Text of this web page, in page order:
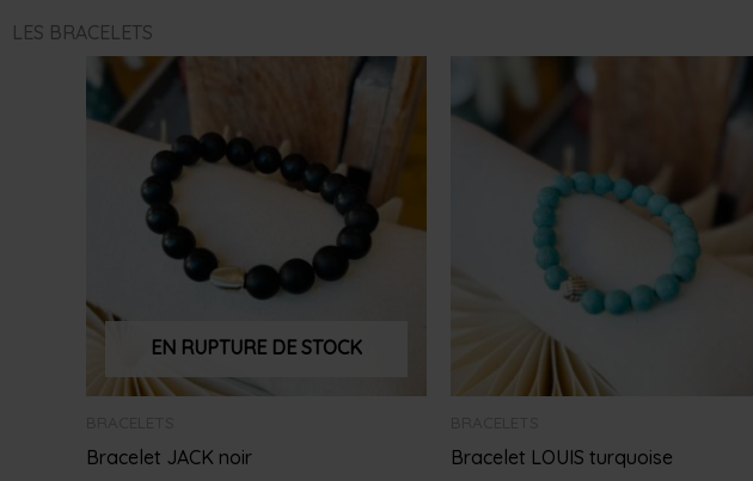
LES BRACELETS
EN RUPTURE DE STOCK
Bracelet JACK noir Bracelet LOUIS turquoise